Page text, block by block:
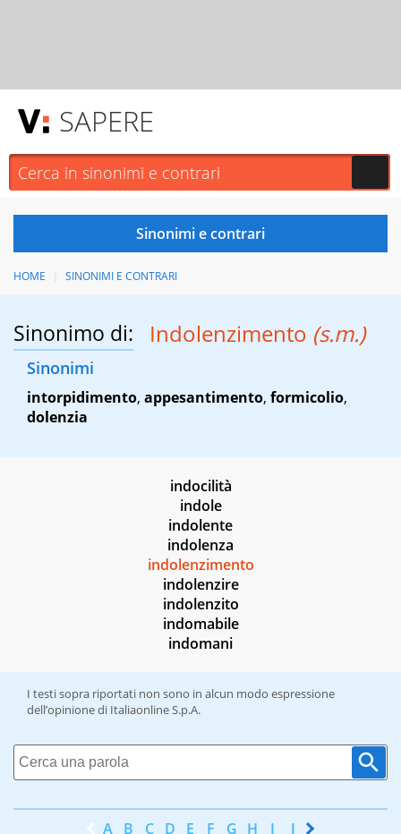
SAPERE
HOME SINONIMI E CONTRARI
Sinonimo di: Indolenzimento (s.m.)
Sinonimi
intorpidimento, appesantimento, formicolio,
dolenzia
indocilità
indole
indolente
indolenza
indolenzimento
indolenzire
indolenzito
indomabile
indomani
I testi sopra riportati non sono in alcun modo espressione
dell’opinione di Italiaonline S.p.A.
A B C D E F G H I J K